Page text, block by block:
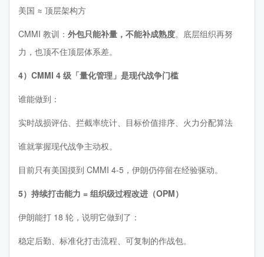
美国 ≈ 顶层架构方
CMMI 教训： 外包只能补量，不能补成熟度。底层组织再努
力，也顶不住顶层体系差。
4）CMMI 4 级「量化管理」是现代战争门槛
谁能做到：
实时战损评估、拦截率统计、目标价值排序、火力分配算法
谁就掌握现代战争主动权。
目前只有美国摸到 CMMI 4-5，伊朗仍停留在经验驱动。
5）持续打击能力 = 组织级过程改进（OPM）
伊朗能打 18 轮，说明它做到了：
稳定后勤、标准化打击流程、可复制的作战包。